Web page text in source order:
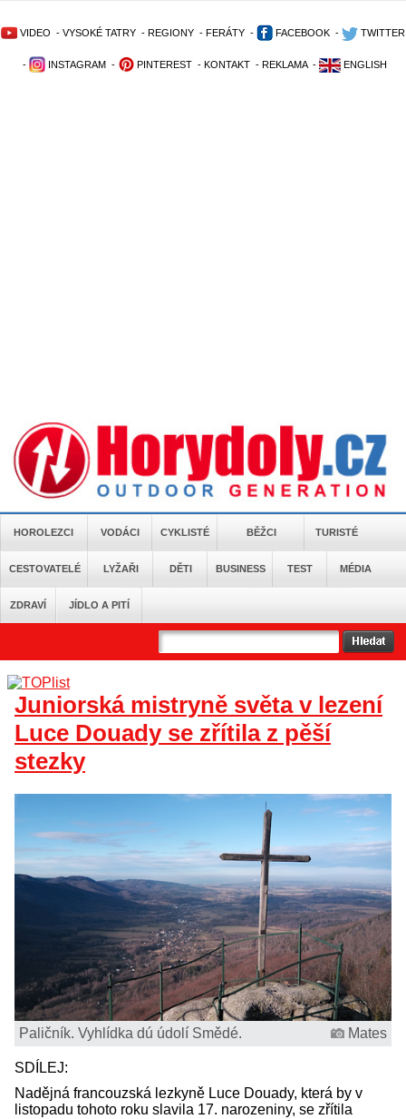
VIDEO - VYSOKÉ TATRY - REGIONY - FERÁTY - FACEBOOK - TWITTER
- INSTAGRAM - PINTEREST - KONTAKT - REKLAMA - ENGLISH
HOROLEZCI VODÁCI CYKLISTÉ BĚŽCI TURISTÉ
CESTOVATELÉ LYŽAŘI DĚTI BUSINESS TEST MÉDIA
ZDRAVÍ JÍDLO A PITÍ
Juniorská mistryně světa v lezení
Luce Douady se zřítila z pěší
stezky
Paličník. Vyhlídka dú údolí Smědé. Mates
SDÍLEJ:
Nadějná francouzská lezkyně Luce Douady, která by v
listopadu tohoto roku slavila 17. narozeniny, se zřítila